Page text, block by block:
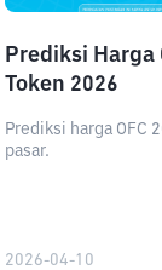
Prediksi Harga
Token 2026
Prediksi harga OFC
pasar.
2026-04-10